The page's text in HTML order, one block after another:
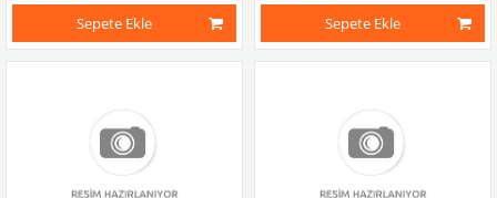
Sepete Ekle Sepete Ekle